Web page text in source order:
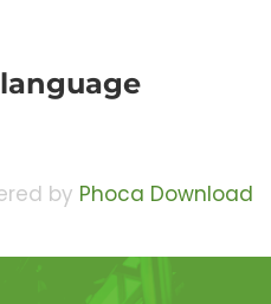
by Phoca Download